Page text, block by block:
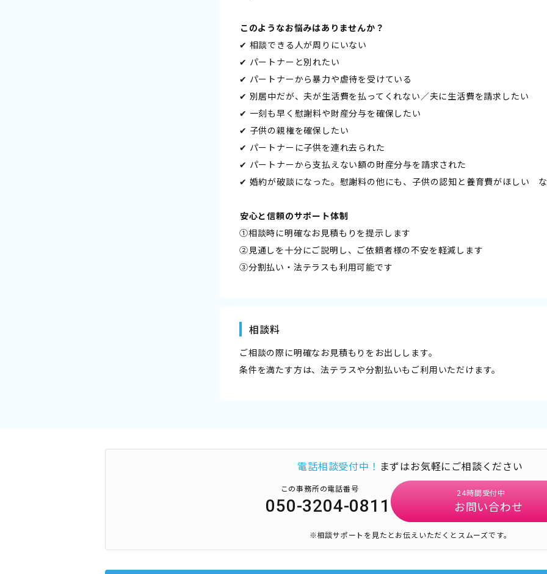
――このようなお悩みはありませんか？――
✔ 相談できる人が周りにいない
✔ パートナーと別れたい
✔ パートナーから暴力や虐待を受けている
✔ 別居中だが、夫が生活費を払ってくれない／夫に生活費を請求したい
✔ 一刻も早く慰謝料や財産分与を確保したい
✔ 子供の親権を確保したい
✔ パートナーに子供を連れ去られた
✔ パートナーから支払えない額の財産分与を請求された
✔ 婚約が破談になった。慰謝料の他にも、子供の認知と養育費がほしい
――安心と信頼のサポート体制――
①相談時に明確なお見積もりを提示します
②見通しを十分にご説明し、ご依頼者様の不安を軽減します
③分割払い・法テラスも利用可能です
相談料
ご相談の際に明確なお見積もりをお出しします。
条件を満たす方は、法テラスや分割払いもご利用いただけます。
電話相談受付中！ まずはお気軽にご相談ください
この事務所の電話番号
050-3204-0811
24時間受付中
お問い合わせ
※相談サポートを見たとお伝えいただくとスムーズです。